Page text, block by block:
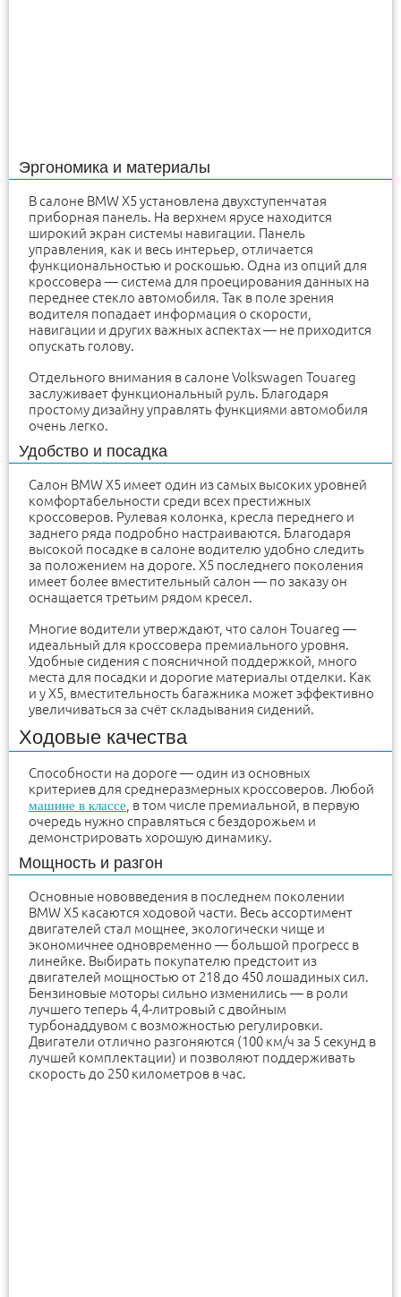
Эргономика и материалы
В салоне BMW X5 установлена двухступенчатая
приборная панель. На верхнем ярусе находится
широкий экран системы навигации. Панель
управления, как и весь интерьер, отличается
функциональностью и роскошью. Одна из опций для
кроссовера — система для проецирования данных на
переднее стекло автомобиля. Так в поле зрения
водителя попадает информация о скорости,
навигации и других важных аспектах — не приходится
опускать голову.
Отдельного внимания в салоне Volkswagen Touareg
заслуживает функциональный руль. Благодаря
простому дизайну управлять функциями автомобиля
очень легко.
Удобство и посадка
Салон BMW X5 имеет один из самых высоких уровней
комфортабельности среди всех престижных
кроссоверов. Рулевая колонка, кресла переднего и
заднего ряда подробно настраиваются. Благодаря
высокой посадке в салоне водителю удобно следить
за положением на дороге. X5 последнего поколения
имеет более вместительный салон — по заказу он
оснащается третьим рядом кресел.
Многие водители утверждают, что салон Touareg —
идеальный для кроссовера премиального уровня.
Удобные сидения с поясничной поддержкой, много
места для посадки и дорогие материалы отделки. Как
и у X5, вместительность багажника может эффективно
увеличиваться за счёт складывания сидений.
Ходовые качества
Способности на дороге — один из основных
критериев для среднеразмерных кроссоверов. Любой
машине в классе, в том числе премиальной, в первую
очередь нужно справляться с бездорожьем и
демонстрировать хорошую динамику.
Мощность и разгон
Основные нововведения в последнем поколении
BMW X5 касаются ходовой части. Весь ассортимент
двигателей стал мощнее, экологически чище и
экономичнее одновременно — большой прогресс в
линейке. Выбирать покупателю предстоит из
двигателей мощностью от 218 до 450 лошадиных сил.
Бензиновые моторы сильно изменились — в роли
лучшего теперь 4,4-литровый с двойным
турбонаддувом с возможностью регулировки.
Двигатели отлично разгоняются (100 км/ч за 5 секунд в
лучшей комплектации) и позволяют поддерживать
скорость до 250 километров в час.